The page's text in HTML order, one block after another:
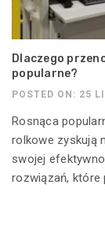
Dlaczego
popularne?
POSTED ON: 25
Rosnąca
rolkowe zyskują
swojej
rozwiązań, które